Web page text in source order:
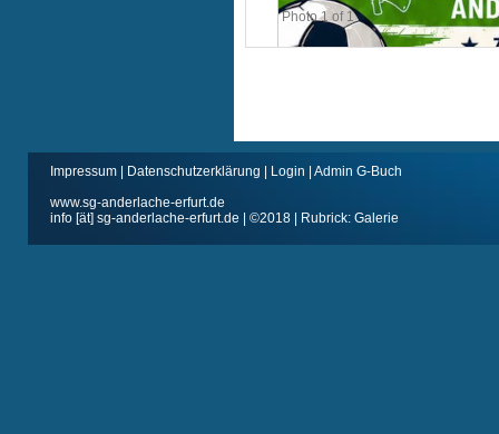
Photo 1 of 1
Impressum Datenschutzerklärung Login
Admin G-Buch
www.sg-anderlache-erfurt.de
info [ät] sg-anderlache-erfurt.de | ©2018 | Rubrick: Galerie